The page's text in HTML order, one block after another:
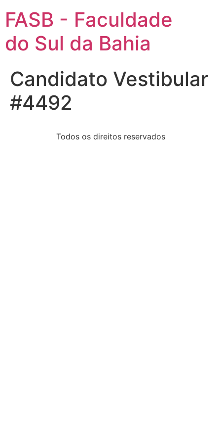
FASB - Faculdade
do Sul da Bahia
Candidato Vestibular
#4492
Todos os direitos reservados